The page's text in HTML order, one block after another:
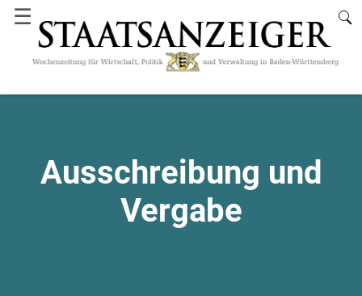
☰
Ausschreibung und
Vergabe